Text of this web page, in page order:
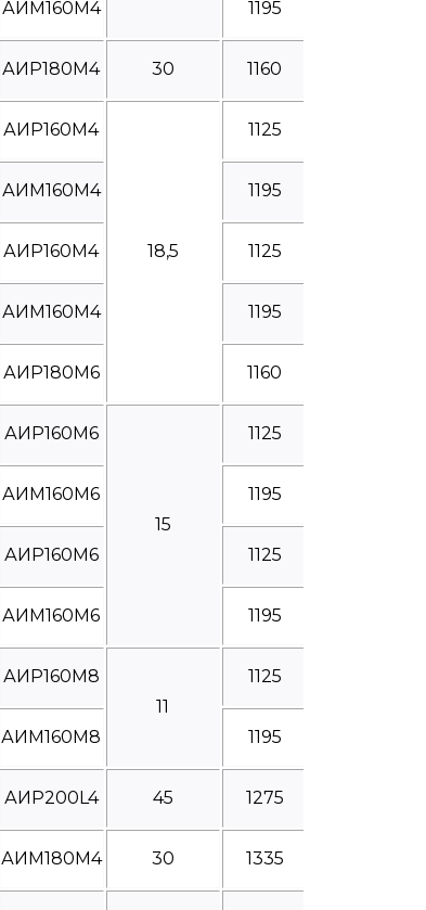
АИМ160М4 1195
АИР180М4 30 1160
АИР160М4
18,5
1125
АИМ160М4 1195
АИР160М4 1125
АИМ160М4 1195
АИР180М6 1160
АИР160М6
15
1125
АИМ160М6 1195
АИР160М6 1125
АИМ160М6 1195
АИР160М8
11
1125
АИМ160М8 1195
АИР200L4 45 1275
АИМ180М4 30 1335